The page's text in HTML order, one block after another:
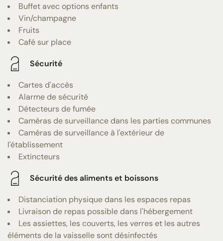
Buffet avec options enfants
Vin/champagne
Fruits
Café sur place
Sécurité
Cartes d'accès
Alarme de sécurité
Détecteurs de fumée
Caméras de surveillance dans les parties communes
Caméras de surveillance à l'extérieur de
l'établissement
Extincteurs
Sécurité des aliments et boissons
Distanciation physique dans les espaces repas
Livraison de repas possible dans l'hébergement
Les assiettes, les couverts, les verres et les autres
éléments de la vaisselle sont désinfectés